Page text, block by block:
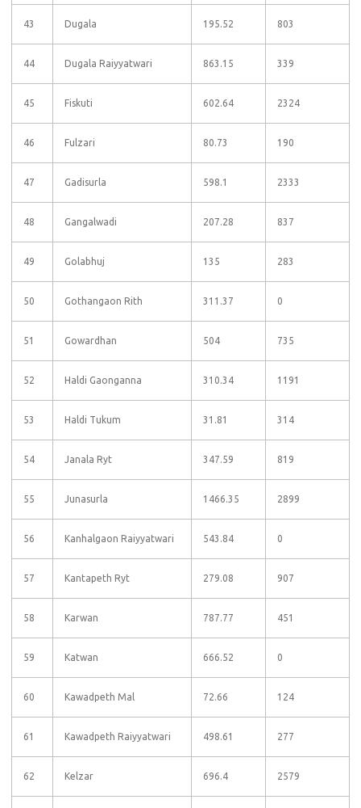
43 Dugala 195.52 803
44 Dugala Raiyyatwari 863.15 339
45 Fiskuti 602.64 2324
46 Fulzari 80.73 190
47 Gadisurla 598.1 2333
48 Gangalwadi 207.28 837
49 Golabhuj 135 283
50 Gothangaon Rith 311.37 0
51 Gowardhan 504 735
52 Haldi Gaonganna 310.34 1191
53 Haldi Tukum 31.81 314
54 Janala Ryt 347.59 819
55 Junasurla 1466.35 2899
56 Kanhalgaon Raiyyatwari 543.84 0
57 Kantapeth Ryt 279.08 907
58 Karwan 787.77 451
59 Katwan 666.52 0
60 Kawadpeth Mal 72.66 124
61 Kawadpeth Raiyyatwari 498.61 277
62 Kelzar 696.4 2579